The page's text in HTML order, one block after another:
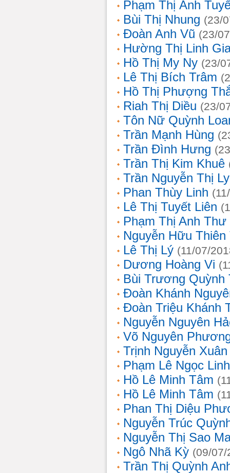
Phạm Thị Ánh
Bùi Thị Nhung (23/
Đoàn Anh Vũ (23/
Hường Thị Linh
Hồ Thị My Ny (23/
Lê Thị Bích Trâm
Hồ Thị Phượng
Riah Thị Diều (23/
Tôn Nữ Quỳnh
Trần Mạnh Hùng
Trần Đình Hưng
Trần Thị Kim Khuê
Trần Nguyễn Thị
Phan Thùy Linh
Lê Thị Tuyết Liên
Phạm Thị Anh Thư
Nguyễn Hữu Thiên
Lê Thị Lý (11/07/
Dương Hoàng Vi
Bùi Trương Quỳnh
Đoàn Khánh
Đoàn Triệu Khánh
Nguyễn Nguyên
Võ Nguyên
Trịnh Nguyễn
Phạm Lê Ngọc Linh
Hồ Lê Minh Tâm
Hồ Lê Minh Tâm
Phan Thị Diệu
Nguyễn Trúc
Nguyễn Thị Sao
Ngô Nhã Kỳ (09/07/
Trần Thị Quỳnh